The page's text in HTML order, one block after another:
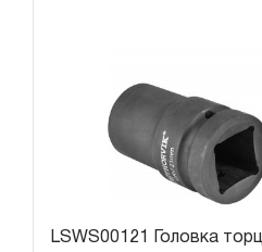
LSWS00121 Головка